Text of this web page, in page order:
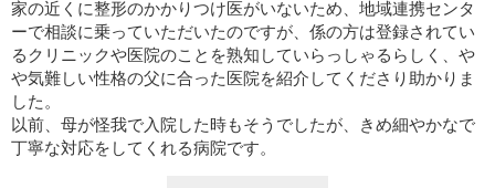
家の近くに整形のかかりつけ医がいないため、地域連携センタ
ーで相談に乗っていただいたのですが、係の方は登録されてい
るクリニックや医院のことを熟知していらっしゃるらしく、や
や気難しい性格の父に合った医院を紹介してくださり助かりま
した。
以前、母が怪我で入院した時もそうでしたが、きめ細やかなで
丁寧な対応をしてくれる病院です。